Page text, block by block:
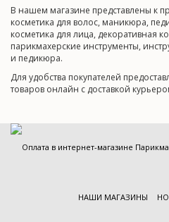
В нашем магазине представлены к
косметика для волос, маникюра,
косметика для лица, декоративная
парикмахерские инструменты,
и педикюра.
Для удобства покупателей
товаров онлайн с доставкой
НАШИ МАГАЗИНЫ